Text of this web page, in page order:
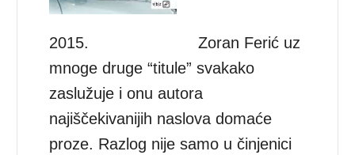
2015. Zoran Ferić uz
mnoge druge “titule” svakako
zaslužuje i onu autora
najiščekivanijih naslova domaće
proze. Razlog nije samo u činjenici